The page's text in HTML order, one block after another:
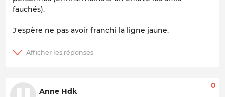
fauchés).
J'espère ne pas avoir franchi la ligne jaune.
Anne Hdk
0